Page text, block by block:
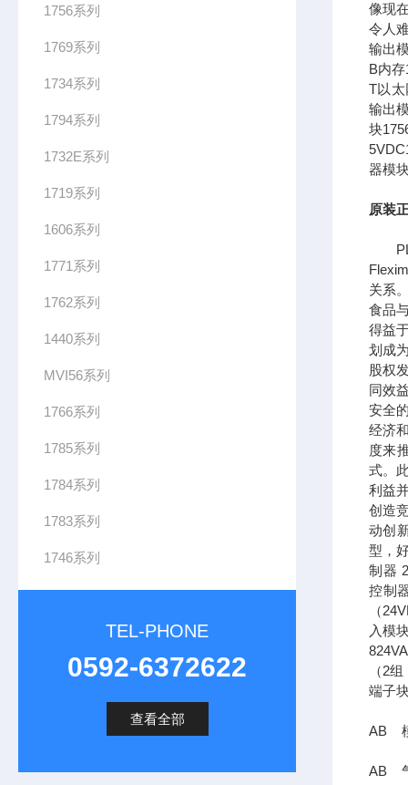
1756系列
1769系列
1734系列
1794系列
1732E系列
1719系列
1606系列
1771系列
1762系列
1440系列
MVI56系列
1766系列
1785系列
1784系列
1783系列
1746系列
TEL-PHONE
0592-6372622
查看全部
像现
令人
输出
B内
T以太
输出
块
器模
原装
PLC
关系
食品
得益
划成
股权
同效
安全
经济
度来
式。
利益
创造
动创
型，
制器
控制
（
入模
（2
端子
AB
AB